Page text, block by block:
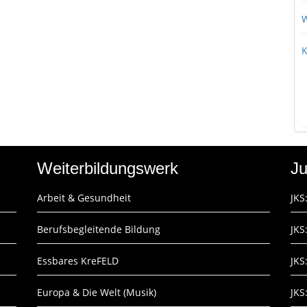
Weiterbildungswerk
Arbeit & Gesundheit
Berufsbegleitende Bildung
Essbares KreFELD
Europa & Die Welt (Musik)